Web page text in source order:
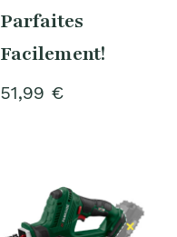
Parfaites
Facilement!
51,99 €